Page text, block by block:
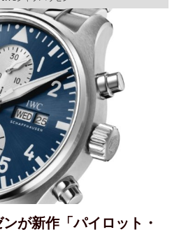
が新作「パイロット・